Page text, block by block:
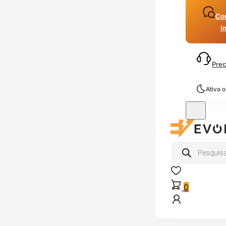
Ativa
Products
search
0